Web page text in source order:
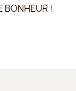
BONHEUR !